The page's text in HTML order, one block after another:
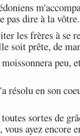
pas dire à la vôtre.
les frères à se
soit prête, de
peu,
résolu en son
sortes de
ayez encore